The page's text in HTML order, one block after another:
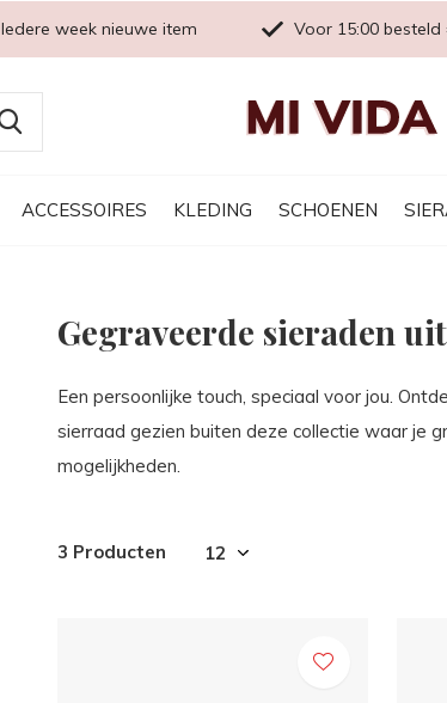
ACCESSOIRES KLEDING SCHOENEN
Iedere week nieuwe item Voor 15:00
Gegraveerde sieraden
Een persoonlijke touch, speciaal voor jou.
sierraad gezien buiten deze collectie waar je
mogelijkheden.
3 Producten